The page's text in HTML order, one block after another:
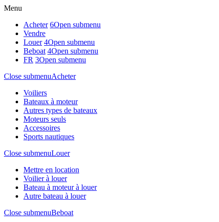
Menu
Acheter 6Open submenu
Vendre
Louer 4Open submenu
Beboat 4Open submenu
FR 3Open submenu
Close submenuAcheter
Voiliers
Bateaux à moteur
Autres types de bateaux
Moteurs seuls
Accessoires
Sports nautiques
Close submenuLouer
Mettre en location
Voilier à louer
Bateau à moteur à louer
Autre bateau à louer
Close submenuBeboat